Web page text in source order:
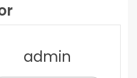
admin